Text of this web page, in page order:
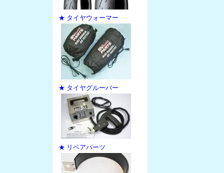
★ タイヤウォーマー
★ タイヤグルーバー
★ リペアパーツ